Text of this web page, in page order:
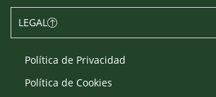
LEGAL
Política de Privacidad
Política de Cookies